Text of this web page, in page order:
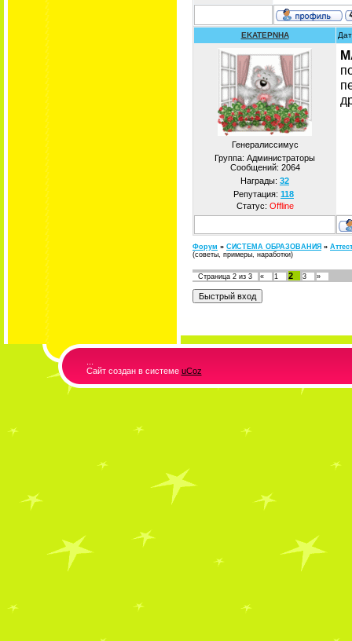
EKATEPNHA
Генералиссимус
Группа: Администраторы
Сообщений: 2064
Награды: 32
Репутация: 118
Статус: Offline
Форум » СИСТЕМА ОБРАЗОВАНИЯ »
(советы, примеры, наработки)
Страница 2 из 3 « 1 2 3 »
Сайт создан в системе uCoz